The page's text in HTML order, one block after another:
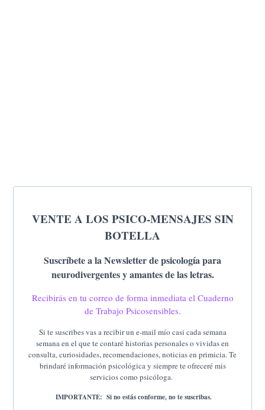
VENTE A LOS PSICO-MENSAJES SIN
BOTELLA
Suscríbete a la Newsletter de psicología para
neurodivergentes y amantes de las letras.
Recibirás en tu correo de forma inmediata el Cuaderno
de Trabajo Psicosensibles.
Si te suscribes vas a recibir un e-mail mío casi cada semana
semana en el que te contaré historias personales o vividas en
consulta, curiosidades, recomendaciones, noticias en primicia. Te
brindaré información psicológica y siempre te ofreceré mis
servicios como psicóloga.
IMPORTANTE: Si no estás conforme, no te suscribas.